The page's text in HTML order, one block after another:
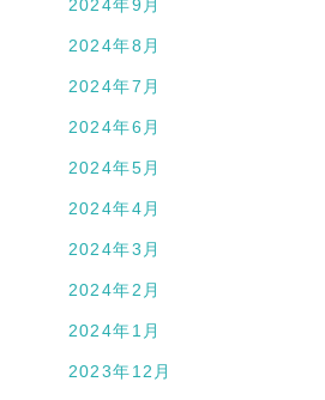
2024年9月
2024年8月
2024年7月
2024年6月
2024年5月
2024年4月
2024年3月
2024年2月
2024年1月
2023年12月